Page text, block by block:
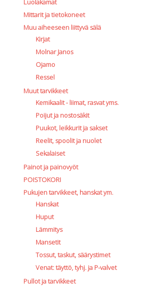
Luolakamat
Mittarit ja tietokoneet
Muu aiheeseen liittyvä sälä
Kirjat
Molnar Janos
Ojamo
Ressel
Muut tarvikkeet
Kemikaalit - liimat, rasvat yms.
Poijut ja nostosäkit
Puukot, leikkurit ja sakset
Reelit, spoolit ja nuolet
Sekalaiset
Painot ja painovyöt
POISTOKORI
Pukujen tarvikkeet, hanskat ym.
Hanskat
Huput
Lämmitys
Mansetit
Tossut, taskut, säärystimet
Venat: täyttö, tyhj. ja P-valvet
Pullot ja tarvikkeet